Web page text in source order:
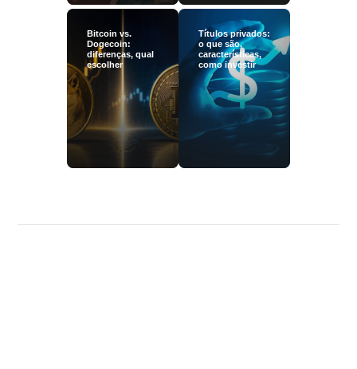
Bitcoin vs.
Dogecoin:
diferenças, qual
escolher
Títulos privados:
o que são,
características,
como investir